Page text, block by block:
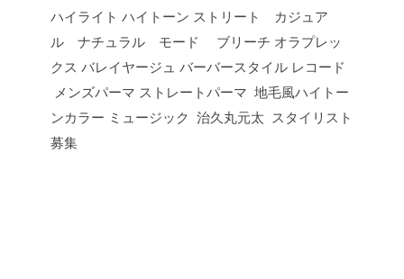
ハイライト ハイトーン ストリート カジュア
ル ナチュラル モード ブリーチ オラプレッ
クス バレイヤージュ バーバースタイル レコード
メンズパーマ ストレートパーマ 地毛風ハイトー
ンカラー ミュージック 治久丸元太 スタイリスト
募集